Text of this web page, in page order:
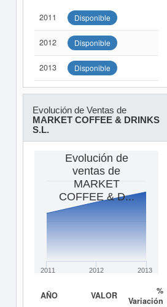
2011 Disponible
2012 Disponible
2013 Disponible
Evolución de Ventas de
MARKET COFFEE & DRINKS
S.L.
Evolución de
ventas de
MARKET
COFFEE & D...
2011 2012 2013
AÑO VALOR
%
Variación